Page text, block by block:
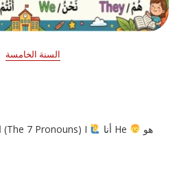
السنة الخامسة
الضمائر السبعة (The 7 Pronouns) I أنا He